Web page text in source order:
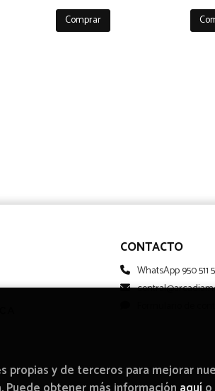
Comprar
CONTACTO
WhatsApp 950 511
propias y de terceros para mejorar